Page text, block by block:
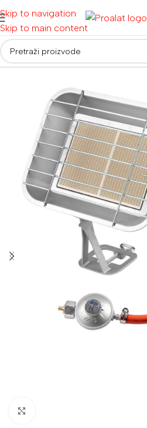
Skip to navigation
Skip to main content
Početna/ Ostalo/Grijalice i ventilatori